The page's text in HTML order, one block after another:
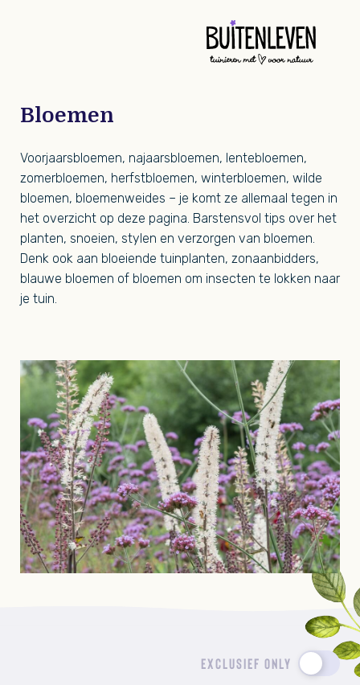
Bloemen
Voorjaarsbloemen, najaarsbloemen, lentebloemen,
zomerbloemen, herfstbloemen, winterbloemen, wilde
bloemen, bloemenweides – je komt ze allemaal tegen in
het overzicht op deze pagina. Barstensvol tips over het
planten, snoeien, stylen en verzorgen van bloemen.
Denk ook aan bloeiende tuinplanten, zonaanbidders,
blauwe bloemen of bloemen om insecten te lokken naar
je tuin.
EXCLUSIEF ONLY